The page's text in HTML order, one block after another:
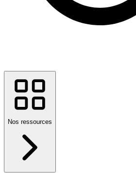
Nos ressources